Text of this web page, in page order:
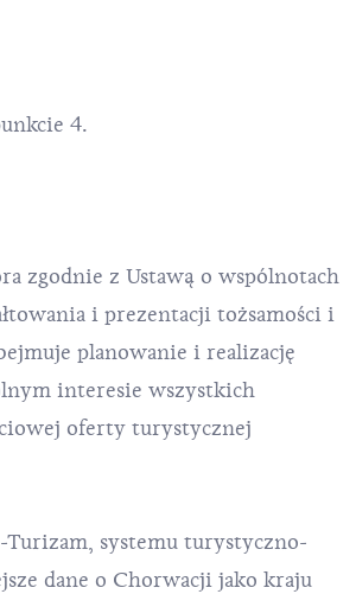
4.
zgodnie z Ustawą o wspólnotach
i prezentacji tożsamości i
planowanie i realizację
interesie wszystkich
oferty turystycznej
Turizam, systemu turystyczno-
dane o Chorwacji jako kraju